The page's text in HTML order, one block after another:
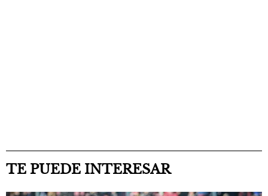
TE PUEDE INTERESAR